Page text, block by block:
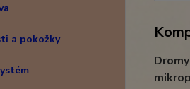
a pokožky